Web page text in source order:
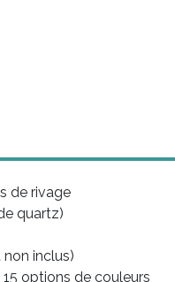
de rivage
quartz)
inclus)
options de couleurs